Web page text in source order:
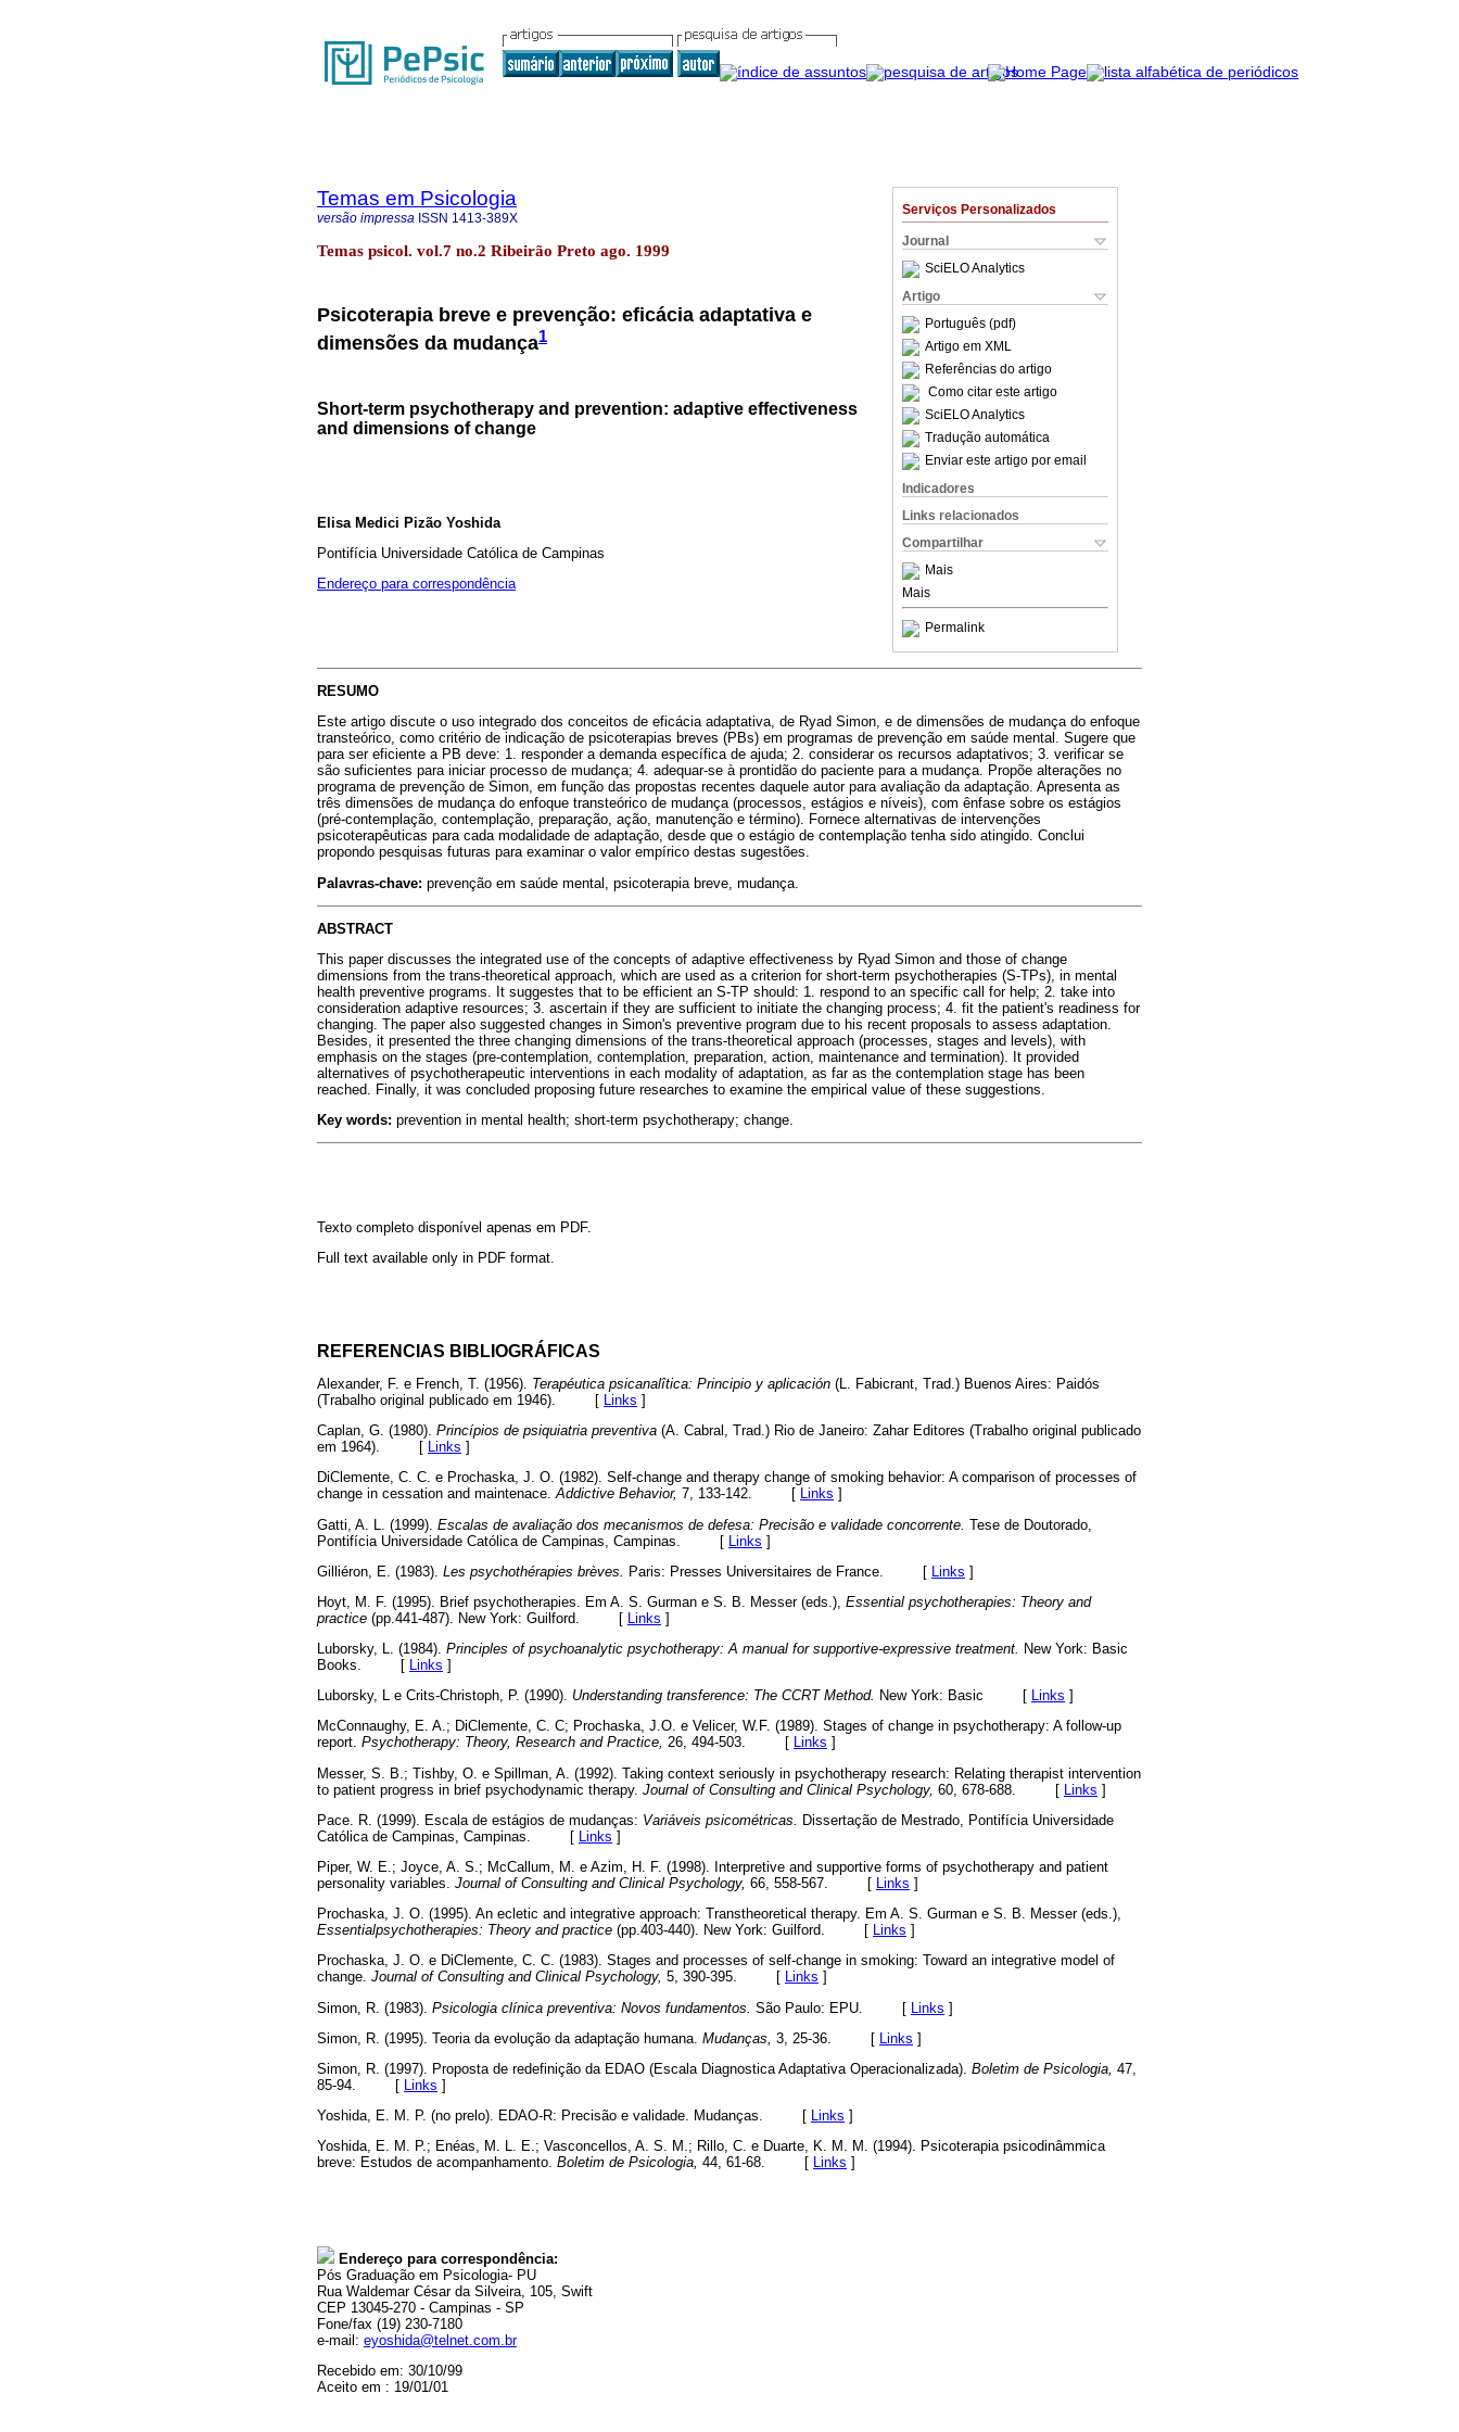
Serviços Personalizados
Journal
SciELO Analytics
Artigo
Português (pdf)
Artigo em XML
Referências do artigo
Como citar este artigo
SciELO Analytics
Tradução automática
Enviar este artigo por email
Indicadores
Links relacionados
Compartilhar
Mais
Mais
Permalink
Temas em Psicologia
versão impressa ISSN 1413-389X
Temas psicol. vol.7 no.2 Ribeirão Preto ago. 1999
Psicoterapia breve e prevenção: eficácia adaptativa e
dimensões da mudança1
Short-term psychotherapy and prevention: adaptive effectiveness
and dimensions of change
Elisa Medici Pizão Yoshida
Pontifícia Universidade Católica de Campinas
Endereço para correspondência
RESUMO
Este artigo discute o uso integrado dos conceitos de eficácia adaptativa, de Ryad Simon, e de dimensões de mudança do enfoque
transteórico, como critério de indicação de psicoterapias breves (PBs) em programas de prevenção em saúde mental. Sugere que
para ser eficiente a PB deve: 1. responder a demanda específica de ajuda; 2. considerar os recursos adaptativos; 3. verificar se
são suficientes para iniciar processo de mudança; 4. adequar-se à prontidão do paciente para a mudança. Propõe alterações no
programa de prevenção de Simon, em função das propostas recentes daquele autor para avaliação da adaptação. Apresenta as
três dimensões de mudança do enfoque transteórico de mudança (processos, estágios e níveis), com ênfase sobre os estágios
(pré-contemplação, contemplação, preparação, ação, manutenção e término). Fornece alternativas de intervenções
psicoterapêuticas para cada modalidade de adaptação, desde que o estágio de contemplação tenha sido atingido. Conclui
propondo pesquisas futuras para examinar o valor empírico destas sugestões.
Palavras-chave: prevenção em saúde mental, psicoterapia breve, mudança.
ABSTRACT
This paper discusses the integrated use of the concepts of adaptive effectiveness by Ryad Simon and those of change
dimensions from the trans-theoretical approach, which are used as a criterion for short-term psychotherapies (S-TPs), in mental
health preventive programs. It suggestes that to be efficient an S-TP should: 1. respond to an specific call for help; 2. take into
consideration adaptive resources; 3. ascertain if they are sufficient to initiate the changing process; 4. fit the patient's readiness for
changing. The paper also suggested changes in Simon's preventive program due to his recent proposals to assess adaptation.
Besides, it presented the three changing dimensions of the trans-theoretical approach (processes, stages and levels), with
emphasis on the stages (pre-contemplation, contemplation, preparation, action, maintenance and termination). It provided
alternatives of psychotherapeutic interventions in each modality of adaptation, as far as the contemplation stage has been
reached. Finally, it was concluded proposing future researches to examine the empirical value of these suggestions.
Key words: prevention in mental health; short-term psychotherapy; change.
Texto completo disponível apenas em PDF.
Full text available only in PDF format.
REFERENCIAS BIBLIOGRÁFICAS
Alexander, F. e French, T. (1956). Terapéutica psicanalîtica: Principio y aplicación (L. Fabicrant, Trad.) Buenos Aires: Paidós
(Trabalho original publicado em 1946). [
Links ]
Caplan, G. (1980). Princípios de psiquiatria preventiva (A. Cabral, Trad.) Rio de Janeiro: Zahar Editores (Trabalho original publicado
em 1964). [ Links ]
DiClemente, C. C. e Prochaska, J. O. (1982). Self-change and therapy change of smoking behavior: A comparison of processes of
change in cessation and maintenace. Addictive Behavior, 7, 133-142. [ Links ]
Gatti, A. L. (1999). Escalas de avaliação dos mecanismos de defesa: Precisão e validade concorrente. Tese de Doutorado,
Pontifícia Universidade Católica de Campinas, Campinas. [ Links ]
Gilliéron, E. (1983). Les psychothérapies brèves. Paris: Presses Universitaires de France. [ Links ]
Hoyt, M. F. (1995). Brief psychotherapies. Em A. S. Gurman e S. B. Messer (eds.), Essential psychotherapies: Theory and
practice (pp.441-487). New York: Guilford. [ Links ]
Luborsky, L. (1984). Principles of psychoanalytic psychotherapy: A manual for supportive-expressive treatment. New York: Basic
Books. [ Links ]
Luborsky, L e Crits-Christoph, P. (1990). Understanding transference: The CCRT Method. New York: Basic [ Links ]
McConnaughy, E. A.; DiClemente, C. C; Prochaska, J.O. e Velicer, W.F. (1989). Stages of change in psychotherapy: A follow-up
report. Psychotherapy: Theory, Research and Practice, 26, 494-503. [ Links ]
Messer, S. B.; Tishby, O. e Spillman, A. (1992). Taking context seriously in psychotherapy research: Relating therapist intervention
to patient progress in brief psychodynamic therapy. Journal of Consulting and Clinical Psychology, 60, 678-688. [ Links ]
Pace. R. (1999). Escala de estágios de mudanças: Variáveis psicométricas.
Dissertação de Mestrado, Pontifícia Universidade
Católica de Campinas, Campinas. [
Links ]
Piper, W. E.; Joyce, A. S.; McCallum, M. e Azim, H. F. (1998). Interpretive and supportive forms of psychotherapy and patient
personality variables. Journal of Consulting and Clinical Psychology, 66, 558-567. [ Links ]
Prochaska, J. O. (1995). An ecletic and integrative approach: Transtheoretical therapy. Em A. S. Gurman e S. B. Messer (eds.),
Essentialpsychotherapies: Theory and practice (pp.403-440). New York: Guilford. [ Links ]
Prochaska, J. O. e DiClemente, C. C. (1983). Stages and processes of self-change in smoking: Toward an integrative model of
change. Journal of Consulting and Clinical Psychology, 5, 390-395. [ Links ]
Simon, R. (1983). Psicologia clínica preventiva: Novos fundamentos. São Paulo: EPU. [ Links ]
Simon, R. (1995). Teoria da evolução da adaptação humana. Mudanças, 3, 25-36. [ Links ]
Simon, R. (1997). Proposta de redefinição da EDAO (Escala Diagnostica Adaptativa Operacionalizada). Boletim de Psicologia, 47,
85-94. [
Links ]
Yoshida, E. M. P. (no prelo). EDAO-R: Precisão e validade. Mudanças. [ Links ]
Yoshida, E. M. P.; Enéas, M. L. E.; Vasconcellos, A. S. M.; Rillo, C. e Duarte, K. M. M. (1994). Psicoterapia psicodinâmmica
breve: Estudos de acompanhamento. Boletim de Psicologia, 44, 61-68. [ Links ]
Endereço para correspondência:
Pós Graduação em Psicologia- PU
Rua Waldemar César da Silveira, 105, Swift
CEP 13045-270 - Campinas - SP
Fone/fax (19) 230-7180
e-mail: eyoshida@telnet.com.br
Recebido em: 30/10/99
Aceito em : 19/01/01